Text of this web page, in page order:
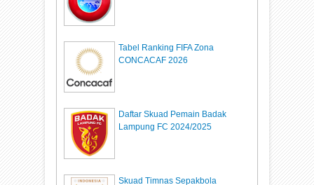
Tabel Ranking FIFA Zona
CONCACAF 2026
Daftar Skuad Pemain Badak
Lampung FC 2024/2025
Skuad Timnas Sepakbola